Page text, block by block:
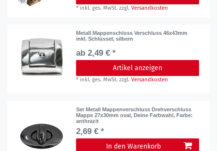
* inkl. ges. MwSt. zzgl.Versandkosten
Metall Mappenschloss Verschluss 46x43mm
inkl. Schlüssel, silbern
ab 2,49 € *
Artikel anzeigen
* inkl. ges. MwSt. zzgl.Versandkosten
Set Metall Mappenverschluss Drehverschluss
Mappe 27x30mm oval, Deine Farbwahl, Farbe:
anthrazit
2,69 € *
In den Warenkorb